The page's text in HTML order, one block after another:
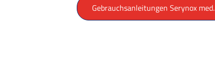
Gebrauchsanleitungen Serynox med.